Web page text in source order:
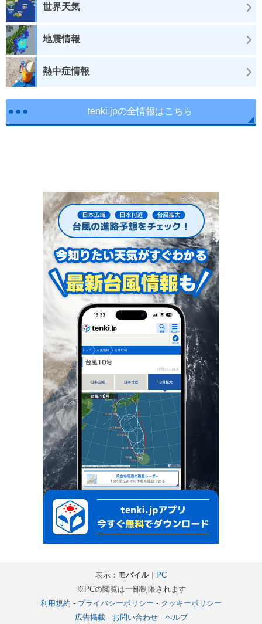
世界天気
地震情報
熱中症情報
tenki.jpの全情報はこちら
表示： モバイル｜ PC
※PCの閲覧は一部制限されます
利用規約 - プライバシーポリシー - クッキーポリシー
広告掲載- お問い合わせ- ヘルプ